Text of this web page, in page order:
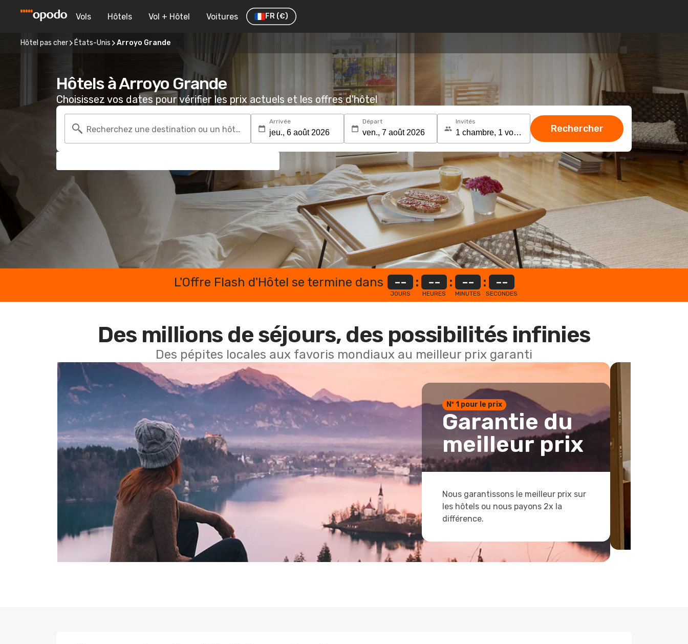
Vols Hôtels Vol + Hôtel Voitures FR (€)
Hôtel pas cher États-Unis Arroyo Grande
Hôtels à Arroyo Grande
Choisissez vos dates pour vérifier les prix actuels et les offres d'hôtel
Recherchez une destination ou un hôtel
Arrivée Départ Invités
Rechercher
L'Offre Flash d'Hôtel se termine dans --
JOURS
: --
HEURES
: --
MINUTES
: --
SECONDES
Des millions de séjours, des possibilités infinies
Des pépites locales aux favoris mondiaux au meilleur prix garanti
Nº 1 pour le prix
Garantie du
meilleur prix
Nous garantissons le meilleur prix sur
les hôtels ou nous payons 2x la
différence.